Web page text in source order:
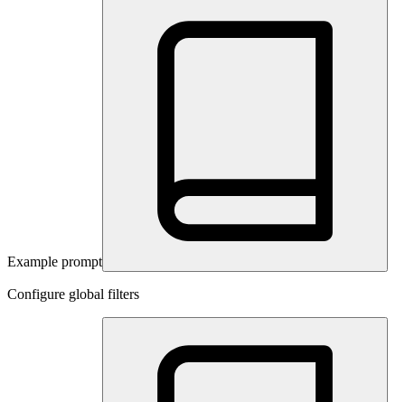
Example prompt
Configure global filters